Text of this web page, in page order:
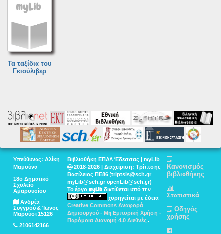
Τα ταξίδια του
Γκιούλιβερ
Υπεύθυνος: Αλίκη
Μαμούνα
18ο Δημοτικό
Σχολείο
Αμαρουσίου
Ανδρέα
Συγγρού & Ίωνος
Μαρούσι 15126
2106142166
Βιβλιοθήκη ΕΠΑΛ Έδεσσας | myLib
2018-2026 | Διαχείριση: Τρίπτσης
Βασίλειος ΠΕ86 (triptsis@sch.gr
myLib@sch.gr openLib@sch.gr)
Το έργοmyLib διατίθεται υπό την
χορηγείται με άδεια
Creative Commons Αναφορά
Δημιουργού - Μη Εμπορική Χρήση -
Παρόμοια Διανομή 4.0 Διεθνές.
Κανονισμός
βιβλιοθήκης
Στατιστικά
Οδηγός
χρήσης